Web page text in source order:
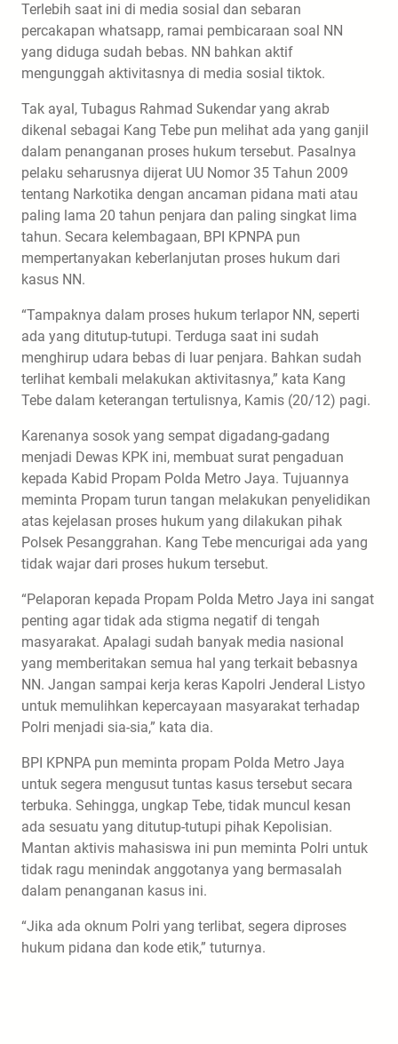
Terlebih saat ini di media sosial dan sebaran
percakapan whatsapp, ramai pembicaraan soal NN
yang diduga sudah bebas. NN bahkan aktif
mengunggah aktivitasnya di media sosial tiktok.
Tak ayal, Tubagus Rahmad Sukendar yang akrab
dikenal sebagai Kang Tebe pun melihat ada yang ganjil
dalam penanganan proses hukum tersebut. Pasalnya
pelaku seharusnya dijerat UU Nomor 35 Tahun 2009
tentang Narkotika dengan ancaman pidana mati atau
paling lama 20 tahun penjara dan paling singkat lima
tahun. Secara kelembagaan, BPI KPNPA pun
mempertanyakan keberlanjutan proses hukum dari
kasus NN.
“Tampaknya dalam proses hukum terlapor NN, seperti
ada yang ditutup-tutupi. Terduga saat ini sudah
menghirup udara bebas di luar penjara. Bahkan sudah
terlihat kembali melakukan aktivitasnya,” kata Kang
Tebe dalam keterangan tertulisnya, Kamis (20/12) pagi.
Karenanya sosok yang sempat digadang-gadang
menjadi Dewas KPK ini, membuat surat pengaduan
kepada Kabid Propam Polda Metro Jaya. Tujuannya
meminta Propam turun tangan melakukan penyelidikan
atas kejelasan proses hukum yang dilakukan pihak
Polsek Pesanggrahan. Kang Tebe mencurigai ada yang
tidak wajar dari proses hukum tersebut.
“Pelaporan kepada Propam Polda Metro Jaya ini sangat
penting agar tidak ada stigma negatif di tengah
masyarakat. Apalagi sudah banyak media nasional
yang memberitakan semua hal yang terkait bebasnya
NN. Jangan sampai kerja keras Kapolri Jenderal Listyo
untuk memulihkan kepercayaan masyarakat terhadap
Polri menjadi sia-sia,” kata dia.
BPI KPNPA pun meminta propam Polda Metro Jaya
untuk segera mengusut tuntas kasus tersebut secara
terbuka. Sehingga, ungkap Tebe, tidak muncul kesan
ada sesuatu yang ditutup-tutupi pihak Kepolisian.
Mantan aktivis mahasiswa ini pun meminta Polri untuk
tidak ragu menindak anggotanya yang bermasalah
dalam penanganan kasus ini.
“Jika ada oknum Polri yang terlibat, segera diproses
hukum pidana dan kode etik,” tuturnya.